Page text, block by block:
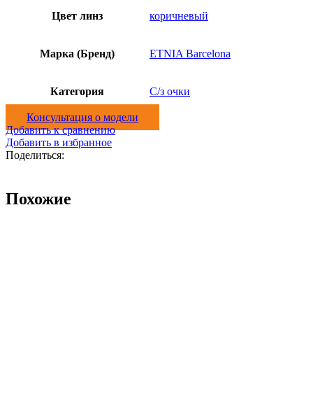
Цвет линз коричневый
Марка (Бренд) ETNIA Barcelona
Категория С/з очки
Консультация о модели
Добавить к сравнению
Добавить в избранное
Поделиться:
Похожие